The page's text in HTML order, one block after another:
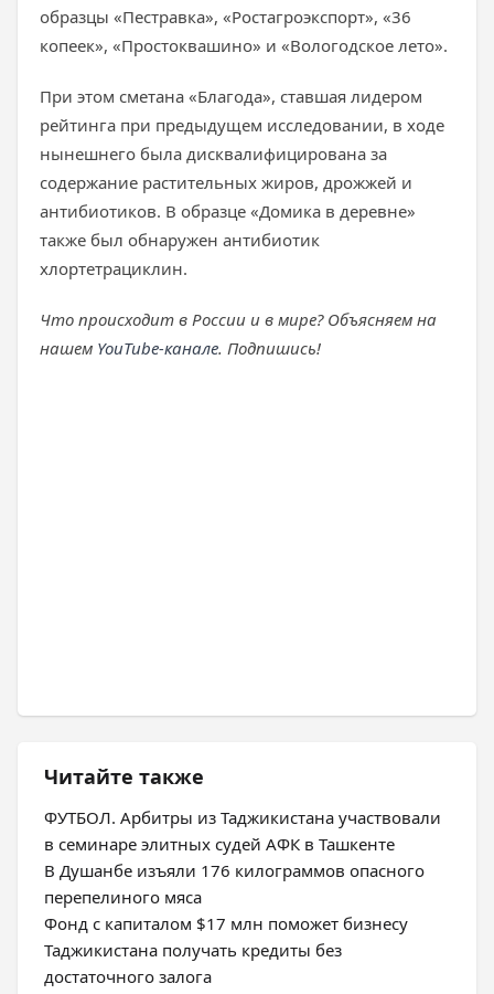
образцы «Пестравка», «Ростагроэкспорт», «36
копеек», «Простоквашино» и «Вологодское лето».
При этом сметана «Благода», ставшая лидером
рейтинга при предыдущем исследовании, в ходе
нынешнего была дисквалифицирована за
содержание растительных жиров, дрожжей и
антибиотиков. В образце «Домика в деревне»
также был обнаружен антибиотик
хлортетрациклин.
Что происходит в России и в мире? Объясняем на
нашем YouTube-канале. Подпишись!
Читайте также
ФУТБОЛ. Арбитры из Таджикистана участвовали
в семинаре элитных судей АФК в Ташкенте
В Душанбе изъяли 176 килограммов опасного
перепелиного мяса
Фонд с капиталом $17 млн поможет бизнесу
Таджикистана получать кредиты без
достаточного залога